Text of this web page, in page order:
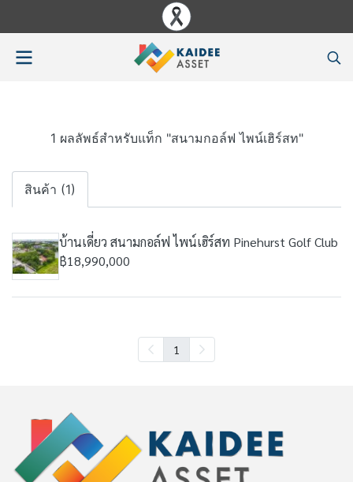
1 ผลลัพธ์สำหรับแท็ก "สนามกอล์ฟ ไพน์เฮิร์สท"
สินค้า (1)
บ้านเดี่ยว สนามกอล์ฟ ไพน์เฮิร์สท Pinehurst Golf Club
฿18,990,000
1